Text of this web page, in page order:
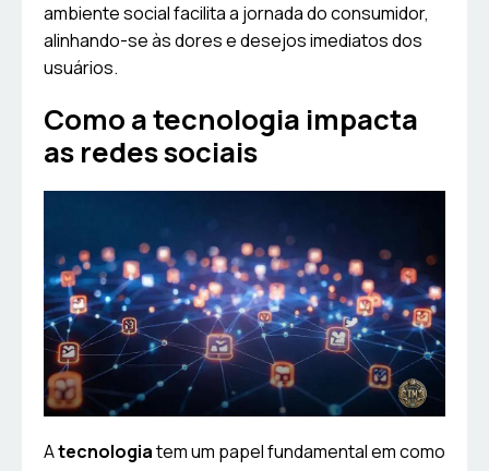
ambiente social facilita a jornada do consumidor,
alinhando-se às dores e desejos imediatos dos
usuários.
Como a tecnologia impacta
as redes sociais
Atecnologiatem um papel fundamental em como